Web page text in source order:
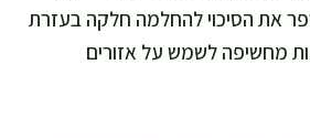
את הסיכוי להחלמה חלקה בעזרת
מחשיפה לשמש על אזורים